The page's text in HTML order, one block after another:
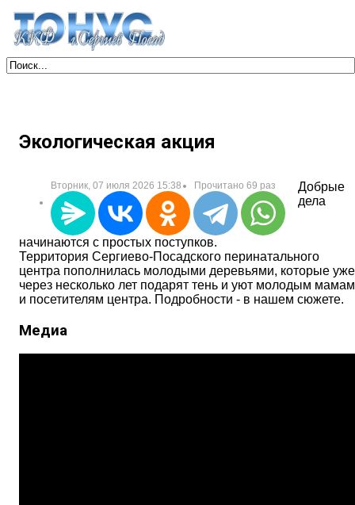
Экологическая акция
Вторник, 07 июля 2026 15:38 Прочитано 69 раз
Добрые
дела
начинаются с простых поступков.
Территория Сергиево-Посадского перинатального
центра пополнилась молодыми деревьями, которые уже
через несколько лет подарят тень и уют молодым мамам
и посетителям центра. Подробности - в нашем сюжете.
Медиа